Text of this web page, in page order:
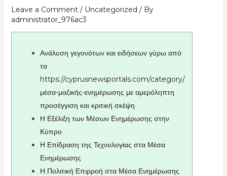
Leave a Comment / Uncategorized / By
administrator_976ac3
Ανάλυση γεγονότων και ειδήσεων γύρω από
τα
https://cyprusnewsportals.com/category/
μέσα-μαζικής-ενημέρωσης με αμερόληπτη
προσέγγιση και κριτική σκέψη
Η Εξέλιξη των Μέσων Ενημέρωσης στην
Κύπρο
Η Επίδραση της Τεχνολογίας στα Μέσα
Ενημέρωσης
Η Πολιτική Επιρροή στα Μέσα Ενημέρωσης